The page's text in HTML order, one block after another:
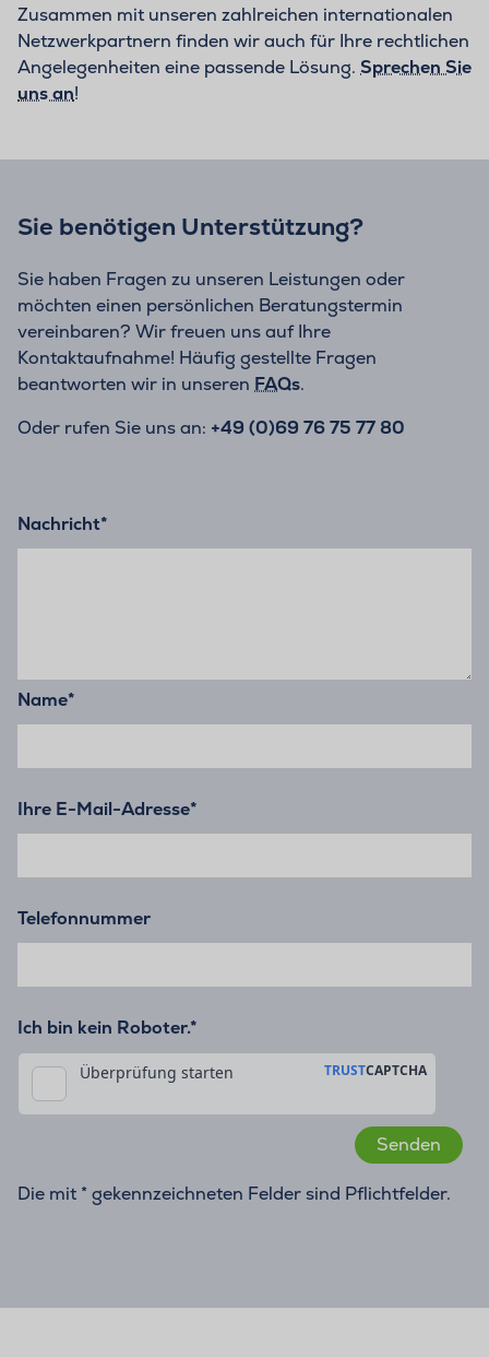
Zusammen mit unseren zahlreichen internationalen
Netzwerkpartnern finden wir auch für Ihre rechtlichen
Angelegenheiten eine passende Lösung. Sprechen Sie
uns an!
Sie benötigen Unterstützung?
Sie haben Fragen zu unseren Leistungen oder
möchten einen persönlichen Beratungstermin
vereinbaren? Wir freuen uns auf Ihre
Kontaktaufnahme! Häufig gestellte Fragen
beantworten wir in unseren FAQs.
Oder rufen Sie uns an: +49 (0)69 76 75 77 80
Nachricht*
Name*
Ihre E-Mail-Adresse*
Telefonnummer
Ich bin kein Roboter.*
Die mit * gekennzeichneten Felder sind Pflichtfelder.